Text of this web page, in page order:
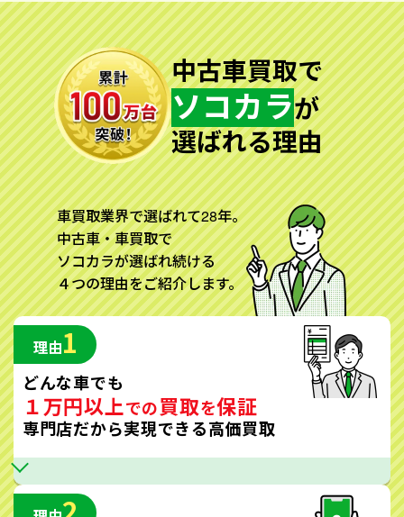
中古車買取で
ソコカラが
選ばれる理由
車買取業界で選ばれて28年。
中古車・車買取で
ソコカラが選ばれ続ける
４つの理由をご紹介します。
理由1
どんな車でも
１万円以上での買取を保証
専門店だから実現できる高価買取